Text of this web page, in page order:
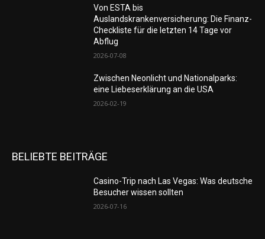
Von ESTA bis
Auslandskrankenversicherung: Die Finanz-
Checkliste für die letzten 14 Tage vor
Abflug
2026-07-08
Zwischen Neonlicht und Nationalparks:
eine Liebeserklärung an die USA
2026-02-19
BELIEBTE BEITRÄGE
Casino-Trip nach Las Vegas: Was deutsche
Besucher wissen sollten
2026-07-16